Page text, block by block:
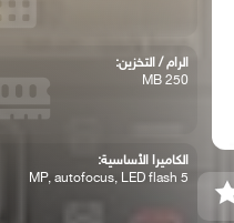
الرام / التخزين:
250 MB
الكاميرا الأساسية:
5 MP, autofocus, LED flash